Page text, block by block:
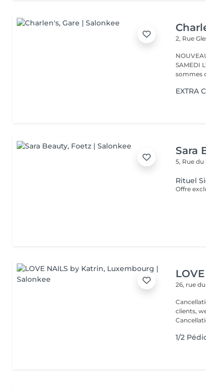
2, Rue
SAMEDI L'incontournable institut de beauté à Luxembourg. Nous
sommes
EXTRA
Sara
5, Rue
Rituel
26, rue
clients,
1/2